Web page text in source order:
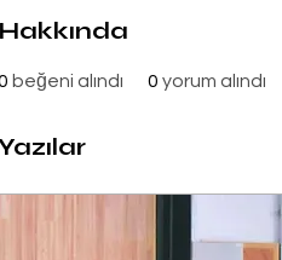
Hakkında
beğeni alındı 0 yorum alındı